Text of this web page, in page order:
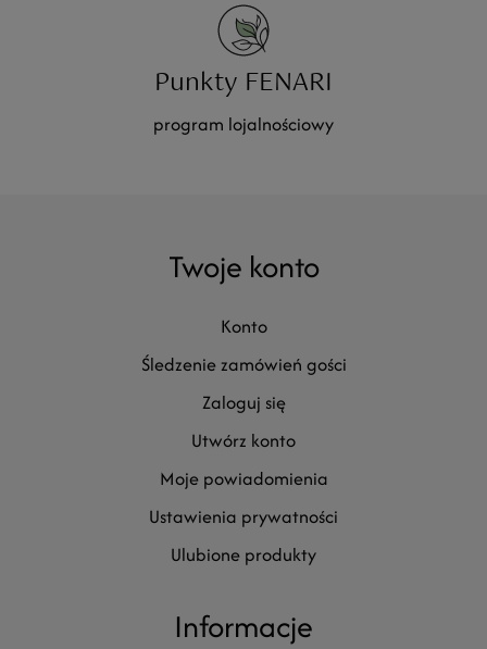
Punkty FENARI
program lojalnościowy
Informacje
Twoje konto
konto
śledzenie zamówień gości
zaloguj się
utwórz konto
moje powiadomienia
ustawienia prywatności
ulubione produkty